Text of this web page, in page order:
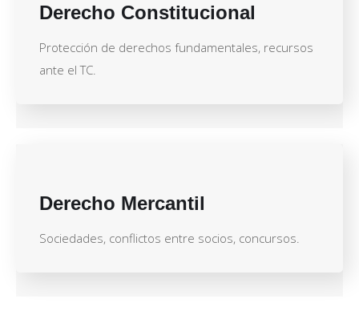
Derecho Constitucional
Protección de derechos fundamentales, recursos
ante el TC.
Derecho Mercantil
Sociedades, conflictos entre socios, concursos.